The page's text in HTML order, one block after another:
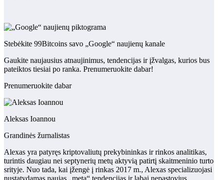
Stebėkite 99Bitcoins savo „Google“ naujienų kanale
Gaukite naujausius atnaujinimus, tendencijas ir įžvalgas, kurios bus
pateiktos tiesiai po ranka. Prenumeruokite dabar!
Prenumeruokite dabar
Aleksas Ioannou
Grandinės žurnalistas
Alexas yra patyręs kriptovaliutų prekybininkas ir rinkos analitikas,
turintis daugiau nei septynerių metų aktyvią patirtį skaitmeninio turto
srityje. Nuo tada, kai įžengė į rinkas 2017 m., Alexas specializuojasi
nustatydamas naujas „meta“ tendencijas ir labai nepastovius